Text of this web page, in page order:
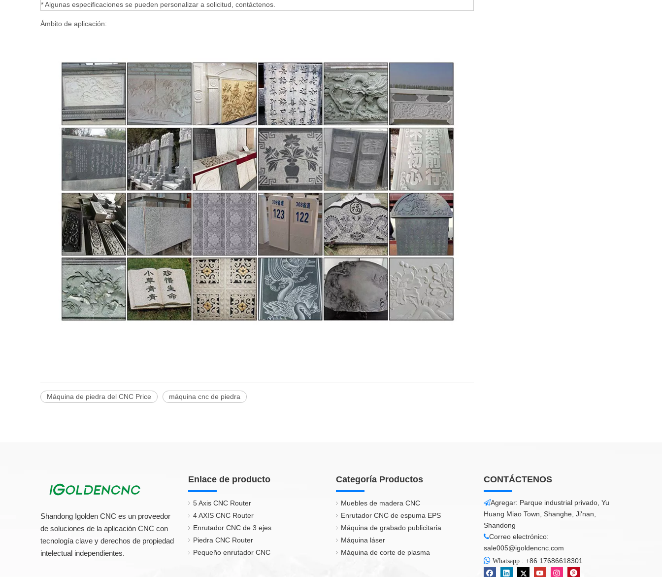
* Algunas especificaciones se pueden personalizar a solicitud, contáctenos.
Ámbito de aplicación:
Máquina de piedra del CNC Price máquina cnc de piedra
Shandong Igolden CNC es un proveedor
de soluciones de la aplicación CNC con
tecnología clave y derechos de propiedad
intelectual independientes.
Enlace de producto
5 Axis CNC Router
4 AXIS CNC Router
Enrutador CNC de 3 ejes
Piedra CNC Router
Pequeño enrutador CNC
Categoría Productos
Muebles de madera CNC
Enrutador CNC de espuma EPS
Máquina de grabado publicitaria
Máquina láser
Máquina de corte de plasma
CONTÁCTENOS
Agregar: Parque industrial privado, Yu
Huang Miao Town, Shanghe, Ji'nan,
Shandong
Correo electrónico:
sale005@igoldencnc.com
 Whatsapp : +86 17686618301